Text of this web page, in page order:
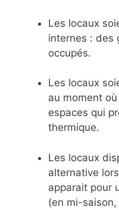
Les locaux
internes : des
occupés.
Les locaux
au moment
espaces qui
thermique.
Les locaux
alternative
apparait pour
(en mi-